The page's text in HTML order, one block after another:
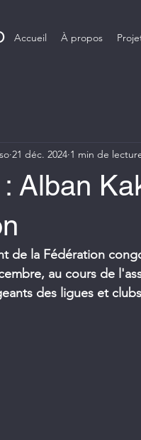
Accueil À propos
Alban
21 déc. 2024 1 min de
de la Fédération
au cours de
des ligues et